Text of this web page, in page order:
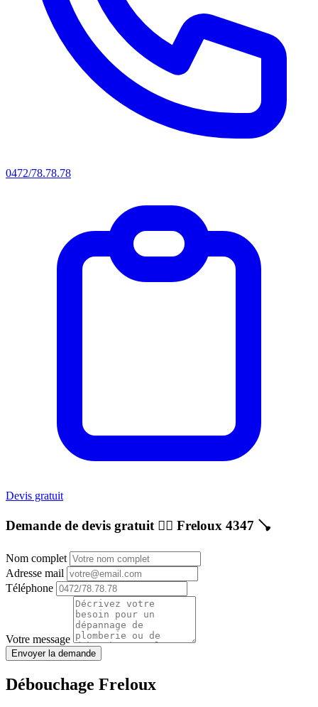
0472/78.78.78
Devis gratuit
Demande de devis gratuit 👷‍♂️ Freloux 4347 🪠
Nom complet
Adresse mail
Téléphone
Votre message
Envoyer la demande
Débouchage Freloux